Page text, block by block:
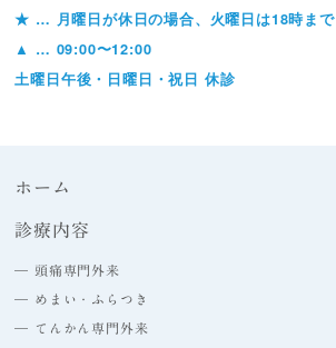
★ … 月曜日が休日の場合、火曜日は18時まで
▲ … 09:00〜12:00
土曜日午後・日曜日・祝日 休診
ホーム
診療内容
― 頭痛専門外来
― めまい・ふらつき
― てんかん専門外来